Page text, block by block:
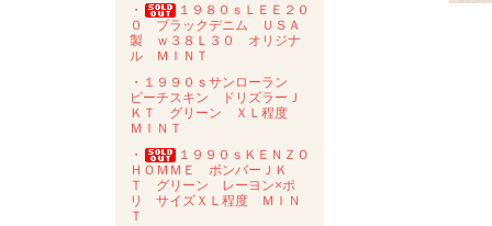
・
１９８０ｓＬＥＥ２０
０ ブラックデニム ＵＳＡ
製 ｗ３８Ｌ３０ オリジナ
ル ＭＩＮＴ
・１９９０ｓサンローラン
ピーチスキン ドリズラーＪ
ＫＴ グリーン ＸＬ程度
ＭＩＮＴ
・
１９９０ｓＫＥＮＺＯ
ＨＯＭＭＥ ボンバーＪＫ
Ｔ グリーン レーヨン×ポ
リ サイズＸＬ程度 ＭＩＮ
Ｔ